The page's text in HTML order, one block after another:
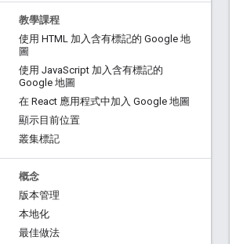
教學課程
使用 HTML 加入含有標記的 Google 地
圖
使用 JavaScript 加入含有標記的
Google 地圖
在 React 應用程式中加入 Google 地圖
顯示目前位置
叢集標記
概念
版本管理
本地化
最佳做法